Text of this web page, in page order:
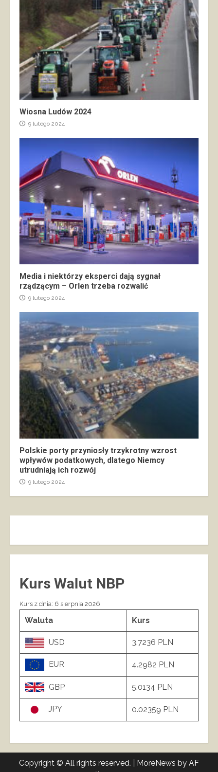
Wiosna Ludów 2024
9 lutego 2024
Media i niektórzy eksperci dają sygnał
rządzącym – Orlen trzeba rozwalić
9 lutego 2024
Polskie porty przyniosły trzykrotny wzrost
wpływów podatkowych, dlatego Niemcy
utrudniają ich rozwój
9 lutego 2024
Kurs Walut NBP
Kurs z dnia: 6 sierpnia 2026
Waluta Kurs
USD 3.7236 PLN
EUR 4.2982 PLN
GBP 5.0134 PLN
JPY 0.02359 PLN
Copyright © All rights reserved. MoreNews by AF